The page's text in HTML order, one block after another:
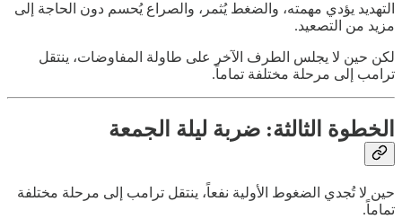
التهديد يؤدي مهمته، والضغط يُثمر، والصراع يُحسم دون الحاجة إلى
مزيد من التصعيد.
لكن حين لا يجلس الطرف الآخر على طاولة المفاوضات، ينتقل
ترامب إلى مرحلة مختلفة تماماً.
الخطوة الثالثة: ضربة ليلة الجمعة
حين لا تُجدي الضغوط الأولية نفعاً، ينتقل ترامب إلى مرحلة مختلفة
تماماً.